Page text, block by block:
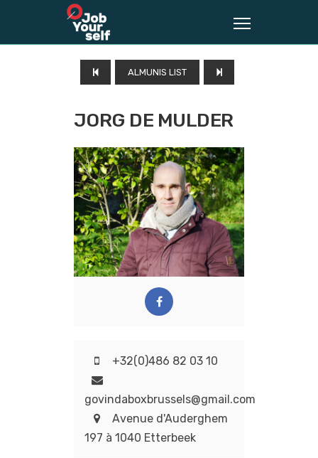
ALMUNIS LIST
JORG DE MULDER
+32(0)486 82 03 10
govindaboxbrussels@gmail.com
Avenue d'Auderghem
197 à 1040 Etterbeek